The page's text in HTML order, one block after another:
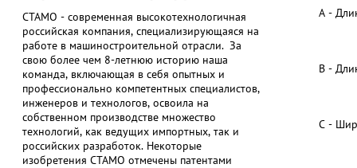
СТАМО - современная высокотехнологичная
российская компания, специализирующаяся на
работе в машиностроительной отрасли. За
свою более чем 8-летнюю историю наша
команда, включающая в себя опытных и
профессионально компетентных специалистов,
инженеров и технологов, освоила на
собственном производстве множество
технологий, как ведущих импортных, так и
российских разработок. Некоторые
изобретения СТАМО отмечены патентами
A -
B -
C -